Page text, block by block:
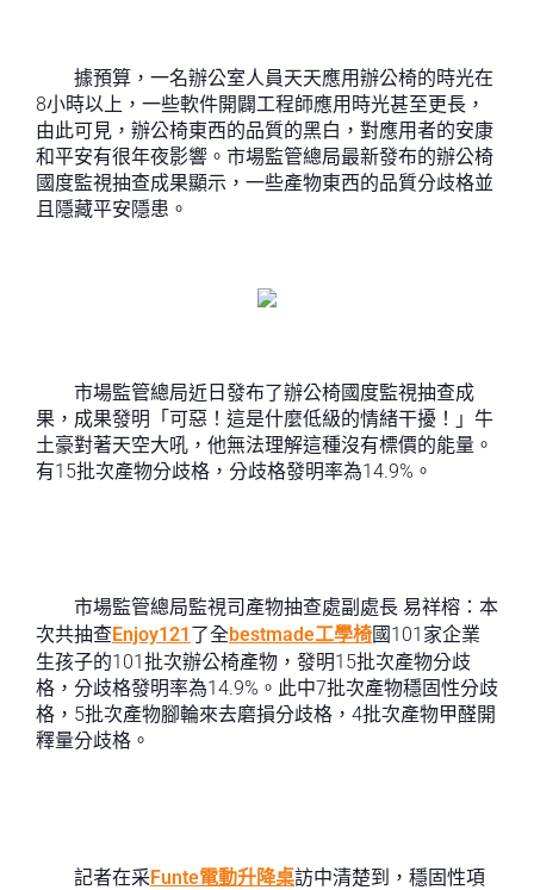
據預算，一名辦公室人員天天應用辦公椅的時光在
8小時以上，一些軟件開闢工程師應用時光甚至更長，
由此可見，辦公椅東西的品質的黑白，對應用者的安康
和平安有很年夜影響。市場監管總局最新發布的辦公椅
國度監視抽查成果顯示，一些產物東西的品質分歧格並
且隱藏平安隱患。
市場監管總局近日發布了辦公椅國度監視抽查成
果，成果發明「可惡！這是什麼低級的情緒干擾！」牛
土豪對著天空大吼，他無法理解這種沒有標價的能量。
有15批次產物分歧格，分歧格發明率為14.9%。
市場監管總局監視司產物抽查處副處長 易祥榕：本
次共抽查Enjoy121了全bestmade工學椅國101家企業
生孩子的101批次辦公椅產物，發明15批次產物分歧
格，分歧格發明率為14.9%。此中7批次產物穩固性分歧
格，5批次產物腳輪來去磨損分歧格，4批次產物甲醛開
釋量分歧格。
記者在采Funte電動升降桌訪中清楚到，穩固性項